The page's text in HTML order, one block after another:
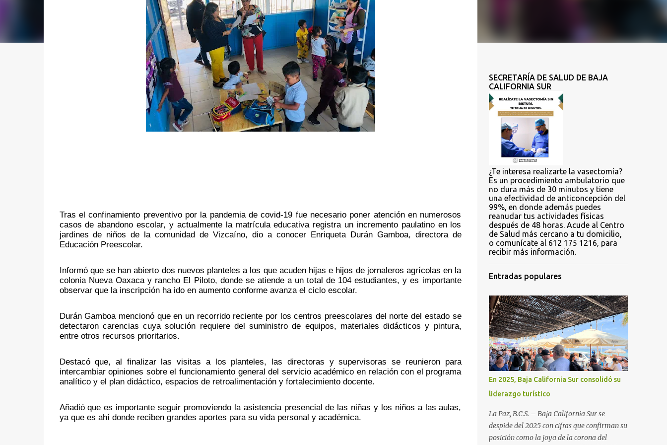
Tras el confinamiento preventivo por la pandemia de covid-19 fue necesario poner atención en numerosos
casos de abandono escolar, y actualmente la matrícula educativa registra un incremento paulatino en los
jardines de niños de la comunidad de Vizcaíno, dio a conocer Enriqueta Durán Gamboa, directora de
Educación Preescolar.
Informó que se han abierto dos nuevos planteles a los que acuden hijas e hijos de jornaleros agrícolas en la
colonia Nueva Oaxaca y rancho El Piloto, donde se atiende a un total de 104 estudiantes, y es importante
observar que la inscripción ha ido en aumento conforme avanza el ciclo escolar.
Durán Gamboa mencionó que en un recorrido reciente por los centros preescolares del norte del estado se
detectaron carencias cuya solución requiere del suministro de equipos, materiales didácticos y pintura,
entre otros recursos prioritarios.
Destacó que, al finalizar las visitas a los planteles, las directoras y supervisoras se reunieron para
intercambiar opiniones sobre el funcionamiento general del servicio académico en relación con el programa
analítico y el plan didáctico, espacios de retroalimentación y fortalecimiento docente.
Añadió que es importante seguir promoviendo la asistencia presencial de las niñas y los niños a las aulas,
ya que es ahí donde reciben grandes aportes para su vida personal y académica.
SECRETARÍA DE SALUD DE BAJA
CALIFORNIA SUR
¿Te interesa realizarte la vasectomía?
Es un procedimiento ambulatorio que
no dura más de 30 minutos y tiene
una efectividad de anticoncepción del
99%, en donde además puedes
reanudar tus actividades físicas
después de 48 horas. Acude al Centro
de Salud más cercano a tu domicilio,
o comunícate al 612 175 1216, para
recibir más información.
Entradas populares
En 2025, Baja California Sur consolidó su
liderazgo turístico
La Paz, B.C.S. – Baja California Sur se
despide del 2025 con cifras que confirman su
posición como la joya de la corona del